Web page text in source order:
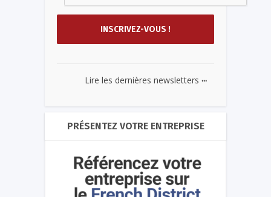
Lire les dernières newsletters ...
PRÉSENTEZ VOTRE ENTREPRISE